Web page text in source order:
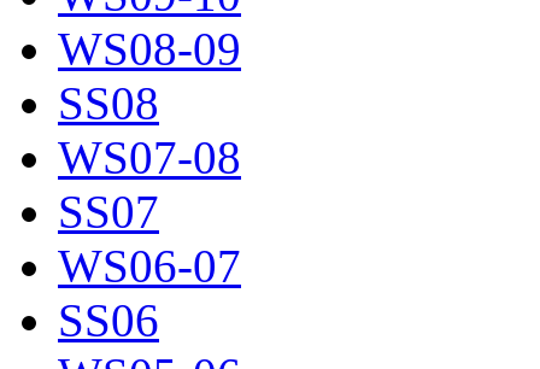
WS08-09
SS08
WS07-08
SS07
WS06-07
SS06